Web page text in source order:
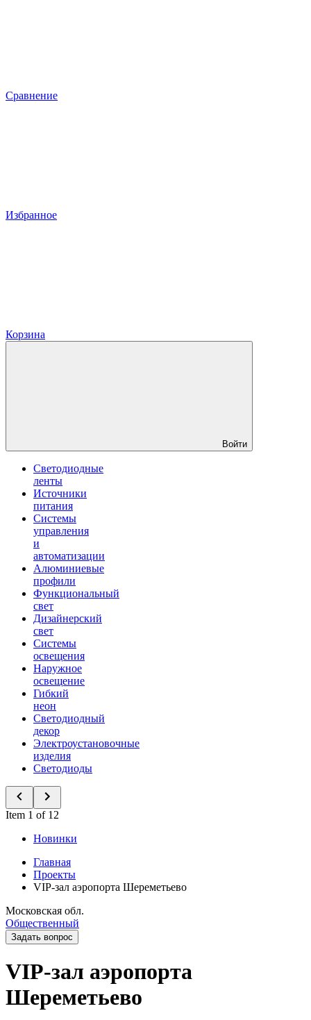
Сравнение
Избранное
Корзина
Войти
Светодиодные
ленты
Источники
питания
Системы
управления
и
автоматизации
Алюминиевые
профили
Функциональный
свет
Дизайнерский
свет
Системы
освещения
Наружное
освещение
Гибкий
неон
Светодиодный
декор
Электроустановочные
изделия
Светодиоды
Item 1 of 12
Новинки
Главная
Проекты
VIP-зал аэропорта Шереметьево
Московская обл.
Общественный
Задать вопрос
VIP-зал аэропорта
Шереметьево